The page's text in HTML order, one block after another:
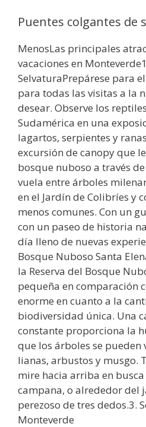
Puentes colgantes de
MenosLas principales
vacaciones en
SelvaturaPrepárese para
para todas las visitas a la
desear. Observe los
Sudamérica en una
lagartos, serpientes y
excursión de canopy que
bosque nuboso a través
vuela entre árboles
en el Jardín de Colibríes y
menos comunes. Con un
con un paseo de historia
día lleno de nuevas
Bosque Nuboso Santa
la Reserva del Bosque
pequeña en comparación
enorme en cuanto a la
biodiversidad única. Una
constante proporciona la
que los árboles se pueden
lianas, arbustos y musgo.
mire hacia arriba en
campana, o alrededor del
perezoso de tres dedos.3.
Monteverde